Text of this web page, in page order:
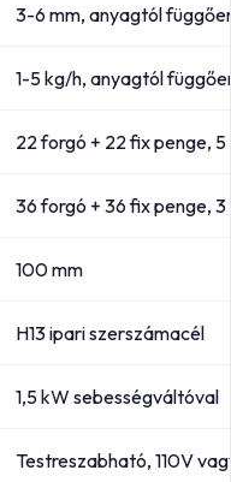
3-6 mm, anyagtól
1-5 kg/h, anyagtól
22 forgó + 22 fix penge,
36 forgó + 36 fix penge,
100 mm
H13 ipari szerszámacél
1,5 kW sebességváltóval
Testreszabható, 110V